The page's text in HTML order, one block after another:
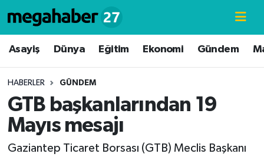
Asayiş Dünya Eğitim Ekonomi Gündem
HABERLER GÜNDEM
GTB başkanlarından 19
Mayıs mesajı
Gaziantep Ticaret Borsası (GTB) Meclis Başkanı
Hava Durumu
Süper Lig Puan Durumu ve Fikstür
Tüm Manşetler